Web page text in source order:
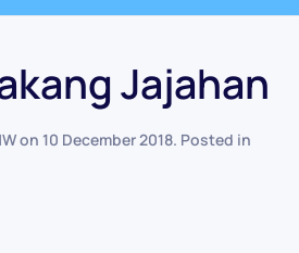
Jajahan
on 10 December 2018. Posted in